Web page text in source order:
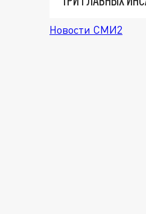
Новости СМИ2